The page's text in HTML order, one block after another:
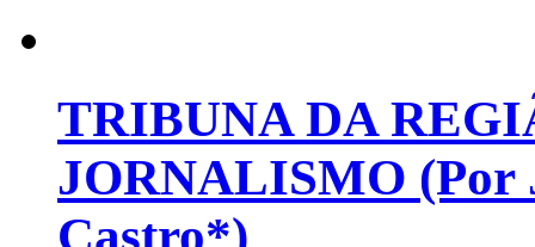
TRIBUNA DA
JORNALISMO (Por
Castro*)